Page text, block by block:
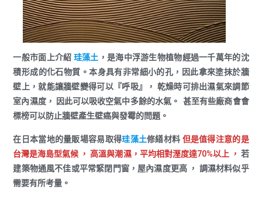
一般市面上介紹 珪藻土 ，是海中浮游生物植物經過一千萬年的沈
積形成的化石物質。本身具有非常細小的孔，因此拿來塗抹於牆
壁上，就能讓牆壁變得可以『呼吸』， 乾燥時可排出濕氣來調節
室內濕度， 因此可以吸收空氣中多餘的水氣。 甚至有些廠商會會
標榜可以防止牆壁產生壁癌與發霉的問題。
在日本當地的量販場容易取得珪藻土修繕材料 但是值得注意的是
台灣是海島型氣候 ， 高溫與潮濕，平均相對溼度達70%以上 ， 若
建築物通風不佳或平常緊閉門窗，屋內濕度更高 ， 調濕材料似乎
需要有所考量。